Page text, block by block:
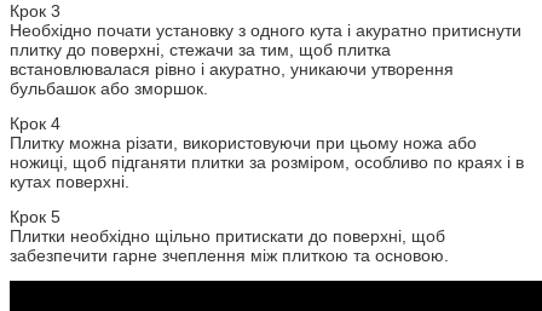
Крок 3
Необхідно почати установку з одного кута і акуратно притиснути
плитку до поверхні, стежачи за тим, щоб плитка
встановлювалася рівно і акуратно, уникаючи утворення
бульбашок або зморшок.
Крок 4
Плитку можна різати, використовуючи при цьому ножа або
ножиці, щоб підганяти плитки за розміром, особливо по краях і в
кутах поверхні.
Крок 5
Плитки необхідно щільно притискати до поверхні, щоб
забезпечити гарне зчеплення між плиткою та основою.